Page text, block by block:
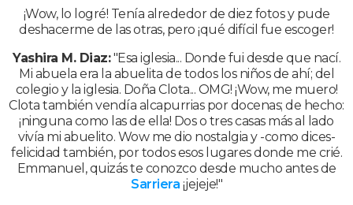
¡Wow, lo logré! Tenía alrededor de diez fotos y pude
deshacerme de las otras, pero ¡qué difícil fue escoger!
Yashira M. Diaz:"Esa iglesia... Donde fui desde que nací.
Mi abuela era la abuelita de todos los niños de ahí; del
colegio y la iglesia. Doña Clota... OMG! ¡Wow, me muero!
Clota también vendía alcapurrias por docenas; de hecho:
¡ninguna como las de ella! Dos o tres casas más al lado
vivía mi abuelito. Wow me dio nostalgia y -como dices-
felicidad también, por todos esos lugares donde me crié.
Emmanuel, quizás te conozco desde mucho antes de
Sarriera ¡jejeje!"